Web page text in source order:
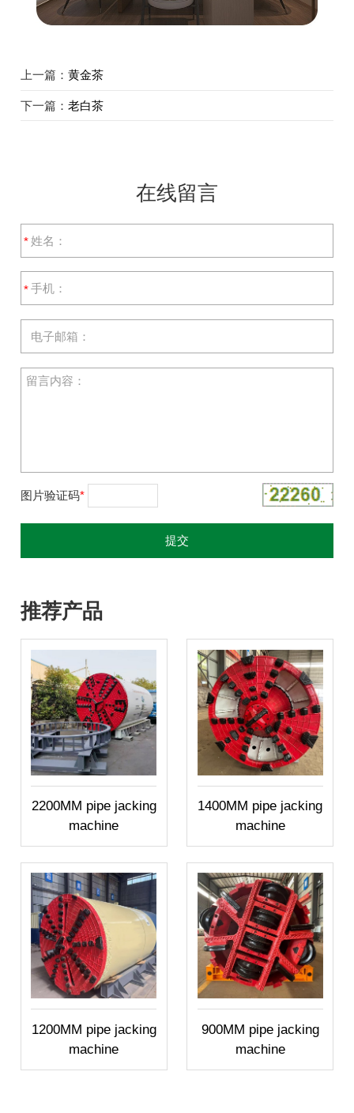
上一篇： 黄金茶
下一篇： 老白茶
在线留言
*
*
图片验证码*
推荐产品
2200MM pipe jacking
machine
1400MM pipe jacking
machine
1200MM pipe jacking
machine
900MM pipe jacking
machine